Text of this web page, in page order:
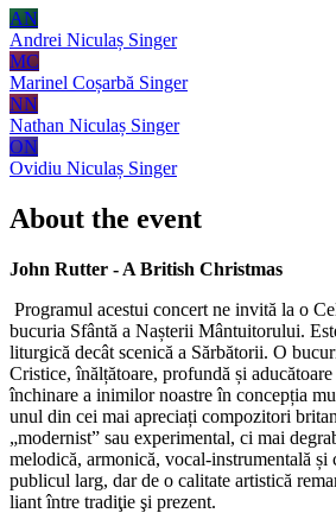
AN
Andrei Niculaș Singer
MC
Marinel Coșarbă Singer
NN
Nathan Niculaș Singer
ON
Ovidiu Niculaș Singer
About the event
John Rutter - A British Christmas
Programul acestui concert ne invită la o
bucuria Sfântă a Nașterii Mântuitorului.
liturgică decât scenică a Sărbătorii. O
Cristice, înălțătoare, profundă și
închinare a inimilor noastre în concepția
unul din cei mai apreciați compozitori
„modernist” sau experimental, ci mai
melodică, armonică, vocal-instrumentală și
publicul larg, dar de o calitate artistică
liant între tradiţie şi prezent.